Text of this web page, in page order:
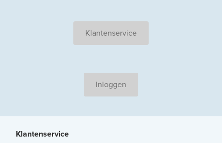
Klantenservice
Inloggen
Klantenservice